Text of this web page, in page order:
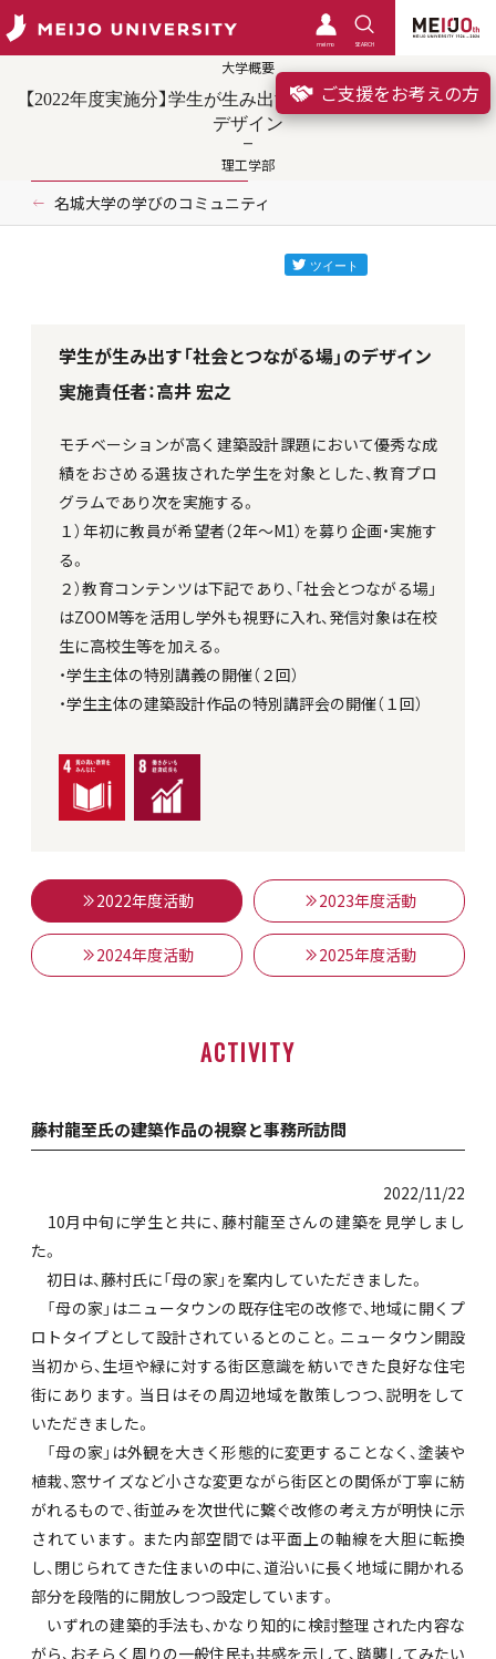
meimo SEARCH
ご支援をお考えの方
大学概要
【2022年度実施分】学生が生み出す「社会とつながる場」の
デザイン
理工学部
名城大学の学びのコミュニティ
学生が生み出す「社会とつながる場」のデザイン
実施責任者：高井 宏之
モチベーションが高く建築設計課題において優秀な成
績をおさめる選抜された学生を対象とした、教育プロ
グラムであり次を実施する。
１）年初に教員が希望者（2年～M1）を募り企画・実施す
る。
２）教育コンテンツは下記であり、「社会とつながる場」
はZOOM等を活用し学外も視野に入れ、発信対象は在校
生に高校生等を加える。
・学生主体の特別講義の開催（２回）
・学生主体の建築設計作品の特別講評会の開催（１回）
2022年度活動 2023年度活動
2024年度活動 2025年度活動
ACTIVITY
藤村龍至氏の建築作品の視察と事務所訪問
2022/11/22
10月中旬に学生と共に、藤村龍至さんの建築を見学しまし
た。
初日は、藤村氏に「母の家」を案内していただきました。
「母の家」はニュータウンの既存住宅の改修で、地域に開くプ
ロトタイプとして設計されているとのこと。ニュータウン開設
当初から、生垣や緑に対する街区意識を紡いできた良好な住宅
街にあります。当日はその周辺地域を散策しつつ、説明をして
いただきました。
「母の家」は外観を大きく形態的に変更することなく、塗装や
植栽、窓サイズなど小さな変更ながら街区との関係が丁寧に紡
がれるもので、街並みを次世代に繋ぐ改修の考え方が明快に示
されています。また内部空間では平面上の軸線を大胆に転換
し、閉じられてきた住まいの中に、道沿いに長く地域に開かれる
部分を段階的に開放しつつ設定しています。
いずれの建築的手法も、かなり知的に検討整理された内容な
がら、おそらく周りの一般住民も共感を示して、踏襲してみたい